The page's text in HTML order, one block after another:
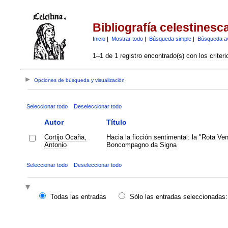
Bibliografía
Inicio| Mostrar todo| Búsqueda simple| Búsqueda
1–1 de 1 registro encontrado(s) con los
Opciones de búsqueda y visualización
Seleccionar todo Deseleccionar todo
Autor Título
Cortijo Ocaña,
Antonio
Hacia la ficción sentimental: la "Rota
Boncompagno da Signa
Seleccionar todo Deseleccionar todo
Todas las entradas
Sólo las entradas seleccionadas: